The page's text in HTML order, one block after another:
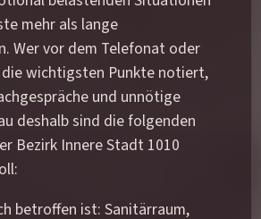
mehr als lange
Wer vor dem Telefonat oder
wichtigsten Punkte notiert,
und unnötige
deshalb sind die folgenden
Bezirk Innere Stadt 1010
betroffen ist: Sanitärraum,